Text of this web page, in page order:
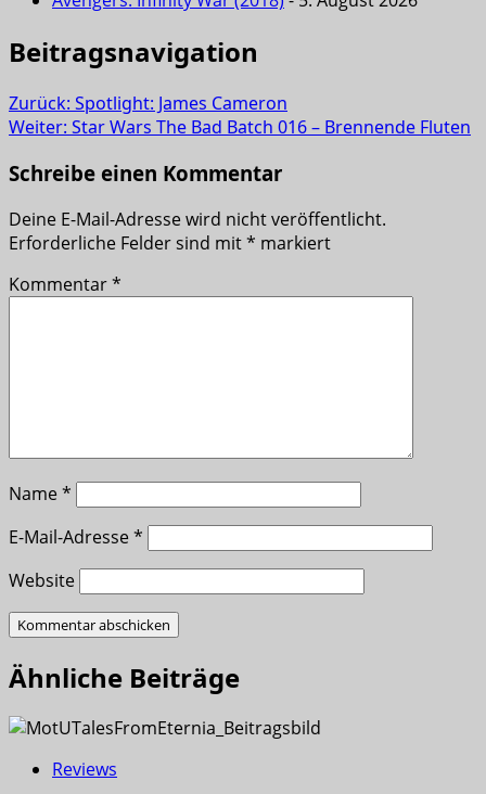
Beitragsnavigation
Zurück: Spotlight: James Cameron
Weiter: Star Wars The Bad Batch 016 – Brennende Fluten
Schreibe einen Kommentar
Deine E-Mail-Adresse wird nicht veröffentlicht.
Erforderliche Felder sind mit* markiert
Kommentar*
Name*
E-Mail-Adresse*
Website
Ähnliche Beiträge
Reviews